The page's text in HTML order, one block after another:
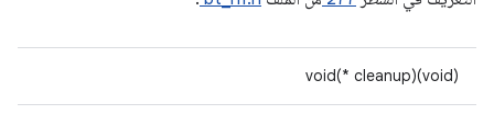
void(* cleanup)(void)